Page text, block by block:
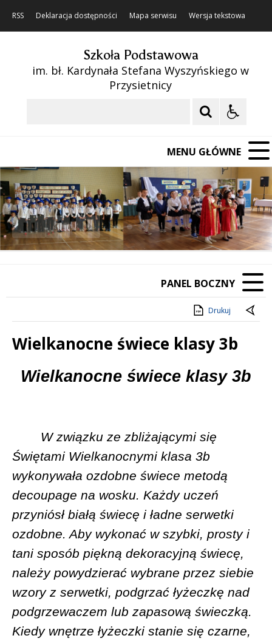
RSS Deklaracja dostępności Mapa serwisu Wersja tekstowa
Szkoła Podstawowa
im. bł. Kardynała Stefana Wyszyńskiego w
Przysietnicy
MENU GŁÓWNE
Poprzedni Element
Następny Element
❚❚
PANEL BOCZNY
Drukuj
Wielkanocne świece klasy 3b
Treść
Wielkanocne świece klasy 3b
W związku ze zbliżającymi się
Świętami Wielkanocnymi klasa 3b
wykonywała ozdobne świece metodą
decoupage na wosku. Każdy uczeń
przyniósł białą świecę i ładne serwetki
ozdobne. Aby wykonać w szybki, prosty i
tani sposób piękną dekoracyjną świecę,
należy powydzierać wybrane przez siebie
wzory z serwetki, podgrzać łyżeczkę nad
podgrzewaczem lub zapasową świeczką.
Kiedy wnętrze łyżeczki stanie się czarne,